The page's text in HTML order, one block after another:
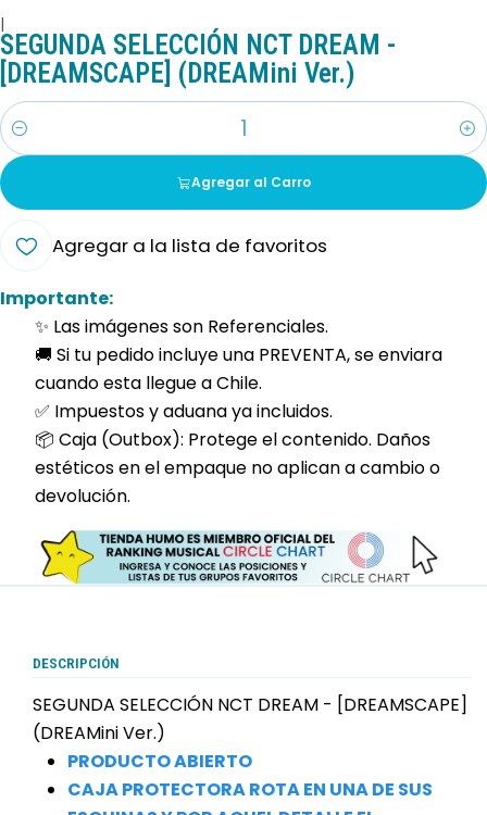
|
SEGUNDA SELECCIÓN NCT DREAM -
[DREAMSCAPE] (DREAMini Ver.)
Cantidad
Agregar al Carro
Agregar a la lista de favoritos
Importante:
✨ Las imágenes son Referenciales.
🚚 Si tu pedido incluye una PREVENTA, se enviara
cuando esta llegue a Chile.
✅ Impuestos y aduana ya incluidos.
📦 Caja (Outbox): Protege el contenido. Daños
estéticos en el empaque no aplican a cambio o
devolución.
DESCRIPCIÓN
SEGUNDA SELECCIÓN NCT DREAM - [DREAMSCAPE]
(DREAMini Ver.)
PRODUCTO ABIERTO
CAJA PROTECTORA ROTA EN UNA DE SUS